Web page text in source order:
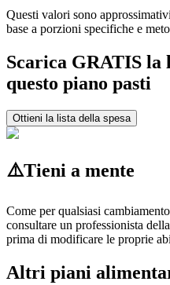
Questi valori sono
base a porzioni specifiche e
Scarica GRATIS la
questo piano pasti
Ottieni la lista della spesa
⚠️Tieni a mente
Come per qualsiasi
consultare un professionista
prima di modificare le proprie
Altri piani